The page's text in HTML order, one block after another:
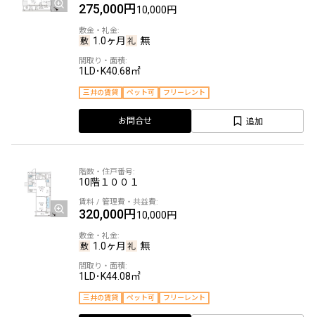
275,000円10,000円
1.0ヶ月 無
1LD･K40.68㎡
三井の賃貸 ペット可 フリーレント
お問合せ 追加
10階 １００１
320,000円10,000円
1.0ヶ月 無
1LD･K44.08㎡
三井の賃貸 ペット可 フリーレント